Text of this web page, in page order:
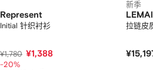
Represent
Initial 针织衬衫
¥1,780 ¥1,388
-20%
新季
拉链皮